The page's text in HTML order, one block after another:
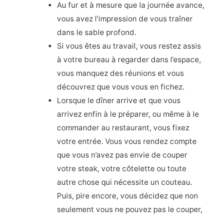
Au fur et à mesure que la journée avance,
vous avez l’impression de vous traîner
dans le sable profond.
Si vous êtes au travail, vous restez assis
à votre bureau à regarder dans l’espace,
vous manquez des réunions et vous
découvrez que vous vous en fichez.
Lorsque le dîner arrive et que vous
arrivez enfin à le préparer, ou même à le
commander au restaurant, vous fixez
votre entrée. Vous vous rendez compte
que vous n’avez pas envie de couper
votre steak, votre côtelette ou toute
autre chose qui nécessite un couteau.
Puis, pire encore, vous décidez que non
seulement vous ne pouvez pas le couper,